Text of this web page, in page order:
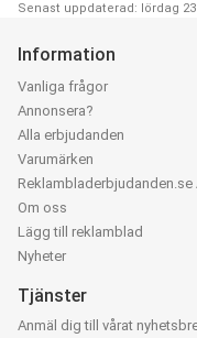
Senast uppdaterad: lördag 23
Information
Vanliga frågor
Annonsera?
Alla erbjudanden
Varumärken
Reklambladerbjudanden.se
Om oss
Lägg till reklamblad
Nyheter
Tjänster
Anmäl dig till vårat